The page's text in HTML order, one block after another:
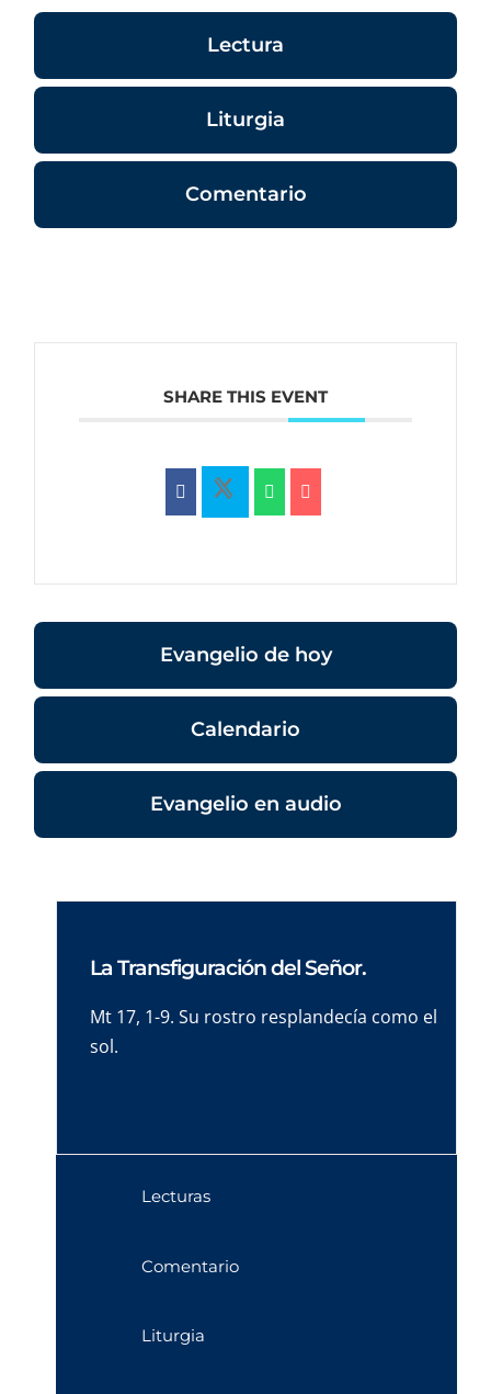
Lectura
Liturgia
Comentario
SHARE THIS EVENT
Evangelio de hoy
Calendario
Evangelio en audio
La Transfiguración del Señor.
Mt 17, 1-9. Su rostro resplandecía como el
sol.
Lecturas
Comentario
Liturgia